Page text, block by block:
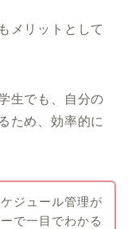
メリットとして
生でも、自分の
ため、効率的に
ジュール管理が
で一目でわかる